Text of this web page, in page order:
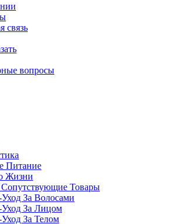
связь
вопросы
Питание
Жизни
Сопутствующие Товары
Уход За Волосами
Уход За Лицом
За Телом